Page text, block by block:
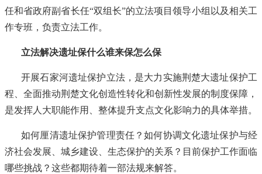
任和省政府副省长任“双组长”的立法项目领导小组以及相关工
作专班，负责立法工作。
立法解决遗址保什么谁来保怎么保
开展石家河遗址保护立法，是大力实施荆楚大遗址保护工
程、全面推动荆楚文化创造性转化和创新性发展的制度保障，
是发挥人大职能作用、整体提升支点文化影响力的具体举措。
如何厘清遗址保护管理责任？如何协调文化遗址保护与经
济社会发展、城乡建设、生态保护的关系？目前保护工作面临
哪些挑战？这些都期待着一部法规来解答。